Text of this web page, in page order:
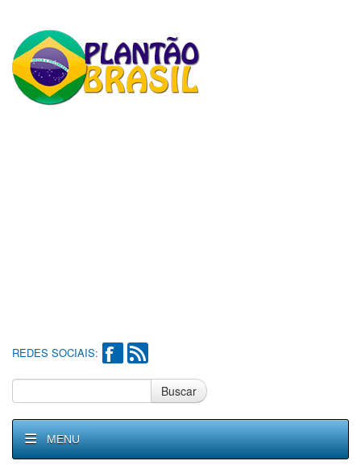
REDES SOCIAIS:
Buscar
MENU